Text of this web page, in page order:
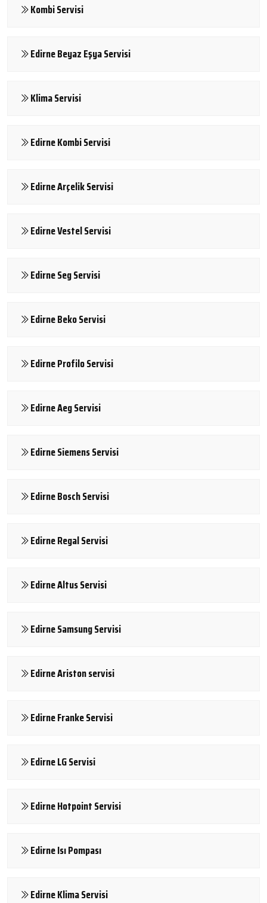
Kombi Servisi
Edirne Beyaz Eşya Servisi
Klima Servisi
Edirne Kombi Servisi
Edirne Arçelik Servisi
Edirne Vestel Servisi
Edirne Seg Servisi
Edirne Beko Servisi
Edirne Profilo Servisi
Edirne Aeg Servisi
Edirne Siemens Servisi
Edirne Bosch Servisi
Edirne Regal Servisi
Edirne Altus Servisi
Edirne Samsung Servisi
Edirne Ariston servisi
Edirne Franke Servisi
Edirne LG Servisi
Edirne Hotpoint Servisi
Edirne Isı Pompası
Edirne Klima Servisi